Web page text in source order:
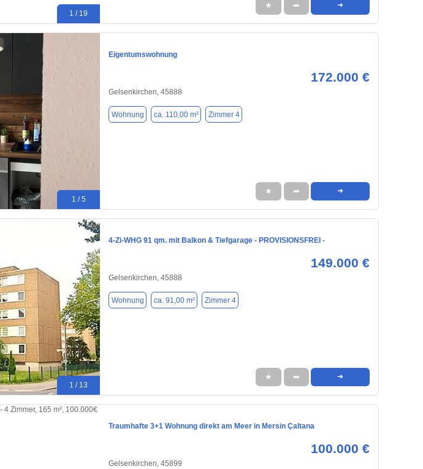
1 / 19
★ ➦ ➜
1 / 5
Eigentumswohnung
172.000 €
Gelsenkirchen, 45888
Wohnung ca. 110,00 m² Zimmer 4
★ ➦ ➜
1 / 13
4-Zi-WHG 91 qm. mit Balkon & Tiefgarage - PROVISIONSFREI -
149.000 €
Gelsenkirchen, 45888
Wohnung ca. 91,00 m² Zimmer 4
★ ➦ ➜
Traumhafte 3+1 Wohnung direkt am Meer in Mersin Çaltana
100.000 €
Gelsenkirchen, 45899